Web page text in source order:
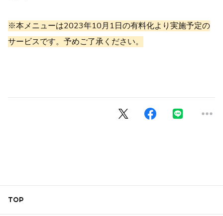
※本メニューは2023年10月1日の有料化より実施予定の
サービスです。予めご了承ください。
TOP